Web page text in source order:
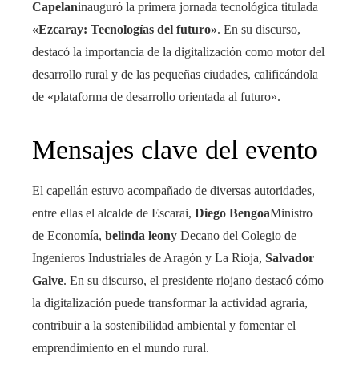
Capelaninauguró la primera jornada tecnológica titulada
«Ezcaray: Tecnologías del futuro». En su discurso,
destacó la importancia de la digitalización como motor del
desarrollo rural y de las pequeñas ciudades, calificándola
de «plataforma de desarrollo orientada al futuro».
Mensajes clave del evento
El capellán estuvo acompañado de diversas autoridades,
entre ellas el alcalde de Escarai, Diego BengoaMinistro
de Economía, belinda leony Decano del Colegio de
Ingenieros Industriales de Aragón y La Rioja, Salvador
Galve. En su discurso, el presidente riojano destacó cómo
la digitalización puede transformar la actividad agraria,
contribuir a la sostenibilidad ambiental y fomentar el
emprendimiento en el mundo rural.